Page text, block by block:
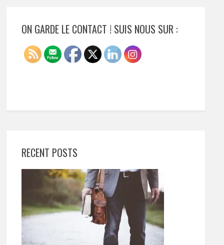
ON GARDE LE CONTACT ! SUIS NOUS SUR :
RECENT POSTS